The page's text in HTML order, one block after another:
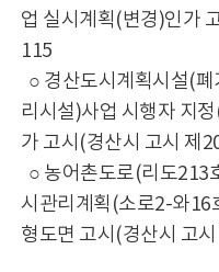
업 실시계획(변경)인가
115
○ 경산도시계획시설(
리시설)사업 시행자 지
가 고시(경산시 고시 제
○ 농어촌도로(리도213
시관리계획(소로2-와16
형도면 고시(경산시 고